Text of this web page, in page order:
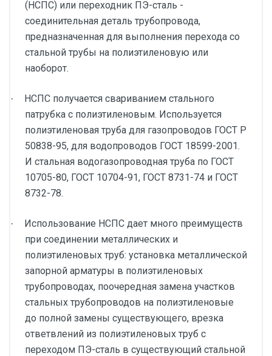
(НСПС) или переходник ПЭ-сталь -
соединительная деталь трубопровода,
предназначенная для выполнения перехода со
стальной трубы на полиэтиленовую или
наоборот.
·
НСПС получается свариванием стального
патрубка с полиэтиленовым. Используется
полиэтиленовая труба для газопроводов ГОСТ Р
50838-95, для водопроводов ГОСТ 18599-2001.
И стальная водогазопроводная труба по ГОСТ
10705-80, ГОСТ 10704-91, ГОСТ 8731-74 и ГОСТ
8732-78.
·
Использование НСПС дает много преимуществ
при соединении металлических и
полиэтиленовых труб: установка металлической
запорной арматуры в полиэтиленовых
трубопроводах, поочередная замена участков
стальных трубопроводов на полиэтиленовые
до полной замены существующего, врезка
ответвлений из полиэтиленовых труб с
переходом ПЭ-сталь в существующий стальной